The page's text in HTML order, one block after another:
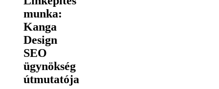
munka:
Kanga
Design
SEO
ügynökség
útmutatója